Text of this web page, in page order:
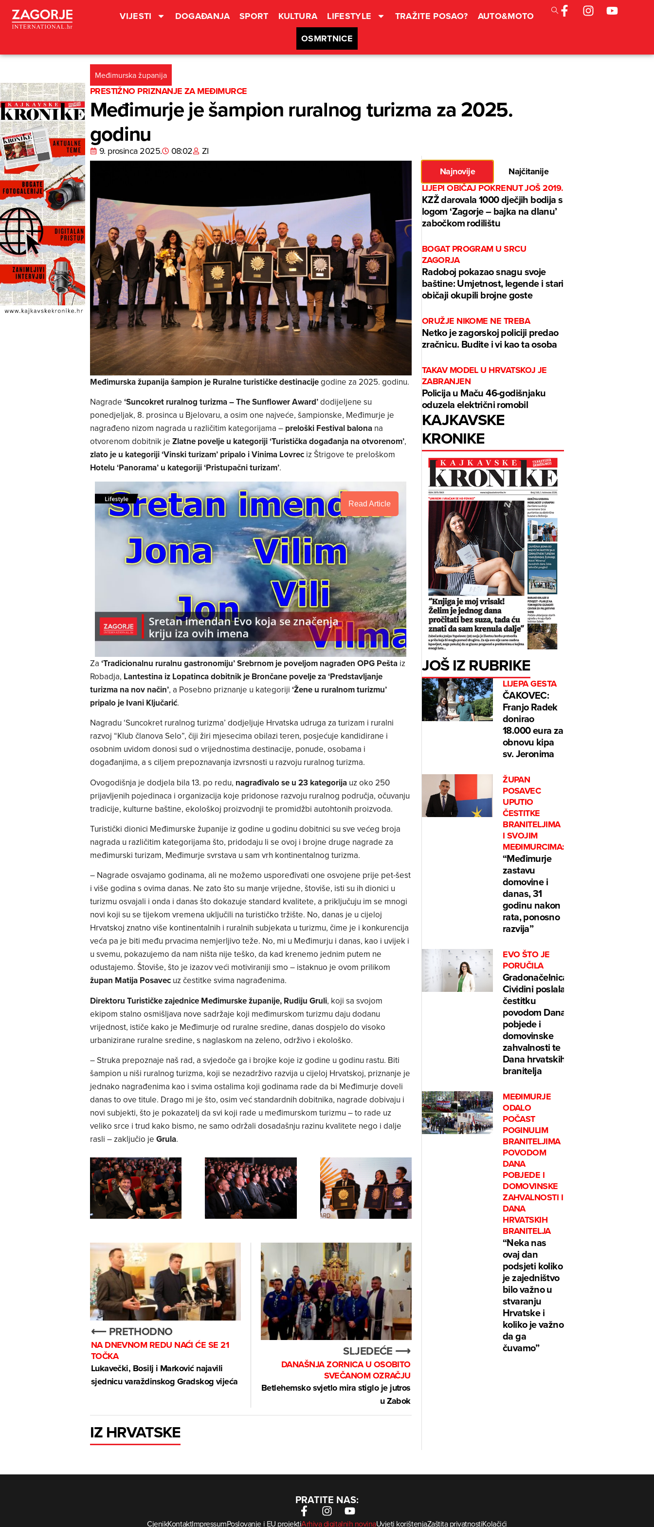
VIJESTI DOGAĐANJA SPORT KULTURA LIFESTYLE TRAŽITE POSAO?
AUTO&MOTO
OSMRTNICE
Međimurska županija
PRESTIŽNO PRIZNANJE ZA MEĐIMURCE
Međimurje je šampion ruralnog turizma za 2025.
godinu
9. prosinca 2025. 08:02 ZI
Međimurska županija šampion je Ruralne turističke destinacijegodine za 2025. godinu.
Nagrade ‘Suncokret ruralnog turizma – The Sunflower Award’dodijeljene su
ponedjeljak, 8. prosinca u Bjelovaru, a osim one najveće, šampionske, Međimurje je
nagrađeno nizom nagrada u različitim kategorijama – preloški Festival balonana
otvorenom dobitnik je Zlatne povelje u kategoriji ‘Turistička događanja na otvorenom’,
zlato je u kategoriji ‘Vinski turizam’ pripalo i Vinima Lovreciz Štrigove te preloškom
Hotelu ‘Panorama’ u kategoriji ‘Pristupačni turizam’.
Read Article
Za ‘Tradicionalnu ruralnu gastronomiju’ Srebrnom je poveljom nagrađen OPG Peštaiz
Robadja, Lantestina iz Lopatinca dobitnik je Brončane povelje za ‘Predstavljanje
turizma na nov način’, a Posebno priznanje u kategoriji ‘Žene u ruralnom turizmu’
pripalo je Ivani Ključarić.
Nagradu ‘Suncokret ruralnog turizma’ dodjeljuje Hrvatska udruga za turizam i ruralni
razvoj “Klub članova Selo”, čiji žiri mjesecima obilazi teren, posjećuje kandidirane i
osobnim uvidom donosi sud o vrijednostima destinacije, ponude, osobama i
događanjima, a s ciljem prepoznavanja izvrsnosti u razvoju ruralnog turizma.
Ovogodišnja je dodjela bila 13. po redu, nagrađivalo se u 23 kategorijauz oko 250
prijavljenih pojedinaca i organizacija koje pridonose razvoju ruralnog područja, očuvanju
tradicije, kulturne baštine, ekološkoj proizvodnji te promidžbi autohtonih proizvoda.
Turistički dionici Međimurske županije iz godine u godinu dobitnici su sve većeg broja
nagrada u različitim kategorijama što, pridodaju li se ovoj i brojne druge nagrade za
međimurski turizam, Međimurje svrstava u sam vrh kontinentalnog turizma.
– Nagrade osvajamo godinama, ali ne možemo uspoređivati one osvojene prije pet-šest
i više godina s ovima danas. Ne zato što su manje vrijedne, štoviše, isti su ih dionici u
turizmu osvajali i onda i danas što dokazuje standard kvalitete, a priključuju im se mnogi
novi koji su se tijekom vremena uključili na turističko tržište. No, danas je u cijeloj
Hrvatskoj znatno više kontinentalnih i ruralnih subjekata u turizmu, čime je i konkurencija
veća pa je biti među prvacima nemjerljivo teže. No, mi u Međimurju i danas, kao i uvijek i
u svemu, pokazujemo da nam ništa nije teško, da kad krenemo jednim putem ne
odustajemo. Štoviše, što je izazov veći motiviraniji smo – istaknuo je ovom prilikom
župan Matija Posavecuz čestitke svima nagrađenima.
Direktoru Turističke zajednice Međimurske županije, Rudiju Gruli, koji sa svojom
ekipom stalno osmišljava nove sadržaje koji međimurskom turizmu daju dodanu
vrijednost, ističe kako je Međimurje od ruralne sredine, danas dospjelo do visoko
urbanizirane ruralne sredine, s naglaskom na zeleno, održivo i ekološko.
– Struka prepoznaje naš rad, a svjedoče ga i brojke koje iz godine u godinu rastu. Biti
šampion u niši ruralnog turizma, koji se nezadrživo razvija u cijeloj Hrvatskoj, priznanje je
jednako nagrađenima kao i svima ostalima koji godinama rade da bi Međimurje doveli
danas to ove titule. Drago mi je što, osim već standardnih dobitnika, nagrade dobivaju i
novi subjekti, što je pokazatelj da svi koji rade u međimurskom turizmu – to rade uz
veliko srce i trud kako bismo, ne samo održali dosadašnju razinu kvalitete nego i dalje
rasli – zaključio je Grula.
⟵ PRETHODNO
NA DNEVNOM REDU NAĆI ĆE SE 21
TOČKA
Lukavečki, Bosilj i Marković najavili
sjednicu varaždinskog Gradskog vijeća
SLJEDEĆE ⟶
DANAŠNJA ZORNICA U OSOBITO
SVEČANOM OZRAČJU
Betlehemsko svjetlo mira stiglo je jutros
u Zabok
IZ HRVATSKE
Najnovije
Najčitanije
LIJEPI OBIČAJ POKRENUT JOŠ 2019.
KZŽ darovala 1000 dječjih bodija s
logom ‘Zagorje – bajka na dlanu’
zabočkom rodilištu
BOGAT PROGRAM U SRCU
ZAGORJA
Radoboj pokazao snagu svoje
baštine: Umjetnost, legende i stari
običaji okupili brojne goste
ORUŽJE NIKOME NE TREBA
Netko je zagorskoj policiji predao
zračnicu. Budite i vi kao ta osoba
TAKAV MODEL U HRVATSKOJ JE
ZABRANJEN
Policija u Maču 46-godišnjaku
oduzela električni romobil
KAJKAVSKE
KRONIKE
JOŠ IZ RUBRIKE
LIJEPA GESTA
ČAKOVEC:
Franjo Radek
donirao
18.000 eura za
obnovu kipa
sv. Jeronima
ŽUPAN
POSAVEC
UPUTIO
ČESTITKE
BRANITELJIMA
I SVOJIM
MEĐIMURCIMA:
“Međimurje
zastavu
domovine i
danas, 31
godinu nakon
rata, ponosno
razvija”
EVO ŠTO JE
PORUČILA
Gradonačelnica
Cividini poslala
čestitku
povodom Dana
pobjede i
domovinske
zahvalnosti te
Dana hrvatskih
branitelja
MEĐIMURJE
ODALO
POČAST
POGINULIM
BRANITELJIMA
POVODOM
DANA
POBJEDE I
DOMOVINSKE
ZAHVALNOSTI I
DANA
HRVATSKIH
BRANITELJA
“Neka nas
ovaj dan
podsjeti koliko
je zajedništvo
bilo važno u
stvaranju
Hrvatske i
koliko je važno
da ga
čuvamo”
PRATITE NAS:
CjenikKontaktImpressumPoslovanje i EU projektiArhiva digitalnih novinaUvjeti korištenjaZaštita privatnostiKolačići